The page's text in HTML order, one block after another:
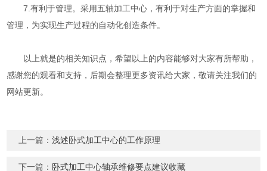
7.有利于管理。采用五轴加工中心，有利于对生产方面的掌握和
管理，为实现生产过程的自动化创造条件。
以上就是的相关知识点，希望以上的内容能够对大家有所帮助，
感谢您的观看和支持，后期会整理更多资讯给大家，敬请关注我们的
网站更新。
上一篇：浅述卧式加工中心的工作原理
下一篇： 卧式加工中心轴承维修要点建议收藏